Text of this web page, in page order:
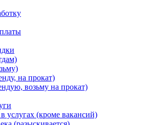
на прокат)
возьму на прокат)
услугах (кроме вакансий)